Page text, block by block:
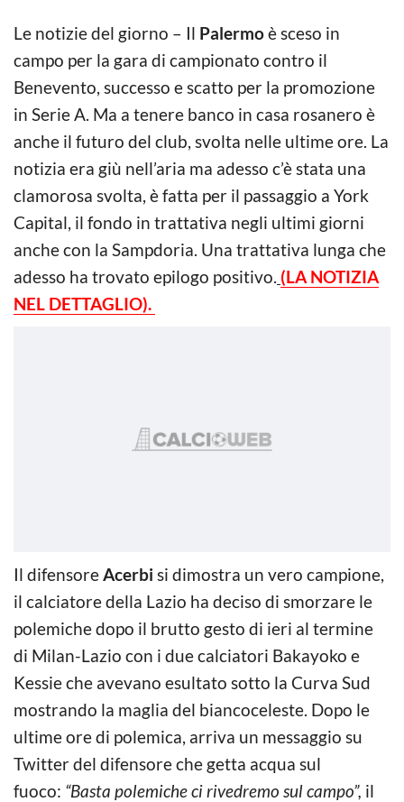
Le notizie del giorno – Il Palermoè sceso in
campo per la gara di campionato contro il
Benevento, successo e scatto per la promozione
in Serie A. Ma a tenere banco in casa rosanero è
anche il futuro del club, svolta nelle ultime ore. La
notizia era giù nell’aria ma adesso c’è stata una
clamorosa svolta, è fatta per il passaggio a York
Capital, il fondo in trattativa negli ultimi giorni
anche con la Sampdoria. Una trattativa lunga che
adesso ha trovato epilogo positivo. (LA NOTIZIA
NEL DETTAGLIO).
Il difensoreAcerbi si dimostra un vero campione,
il calciatore della Lazio ha deciso di smorzare le
polemiche dopo il brutto gesto di ieri al termine
di Milan-Lazio con i due calciatori Bakayoko e
Kessie che avevano esultato sotto la Curva Sud
mostrando la maglia del biancoceleste. Dopo le
ultime ore di polemica, arriva un messaggio su
Twitter del difensore che getta acqua sul
fuoco: “Basta polemiche ci rivedremo sul campo”, il